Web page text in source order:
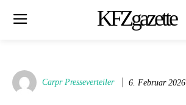
KFZgazette
Carpr Presseverteiler 6. Februar 2026